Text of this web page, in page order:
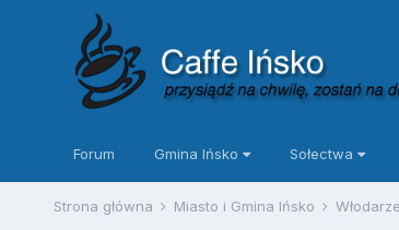
Forum Gmina Ińsko Sołectwa
Strona główna Miasto i Gmina Ińsko